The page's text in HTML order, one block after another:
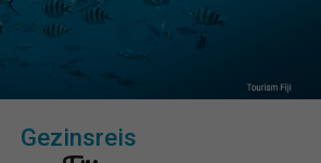
Gezinsreis